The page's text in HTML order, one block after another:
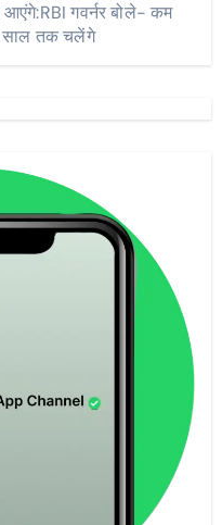
गवर्नर बोले- कम
साल तक चलेंगे